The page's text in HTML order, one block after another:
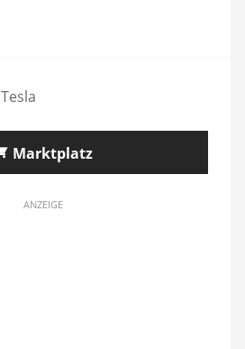
Tesla
Marktplatz
ANZEIGE